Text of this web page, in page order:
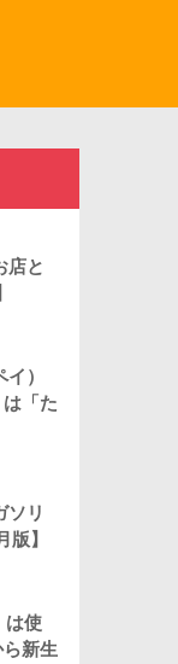
店と
）
「た
ソリ
版】
は使
新生